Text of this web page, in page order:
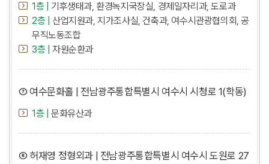
1층 |
기후생태과, 환경녹지국장실, 경제일자리과, 도로과
2층 |
산업지원과, 지가조사실, 건축과, 여수시관광협의회, 공
무직노동조합
3층 |
자원순환과
⑦ 여수문화홀 | 전남광주통합특별시 여수시 시청로 1(학동)
1층 | 문화유산과
⑧ 허재영 정형외과 | 전남광주통합특별시 여수시 도원로 27